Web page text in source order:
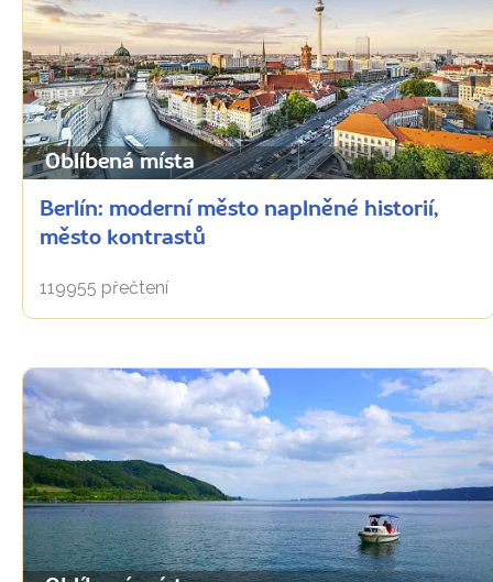
Oblíbená místa
Berlín: moderní město naplněné historií,
město kontrastů
119955 přečtení